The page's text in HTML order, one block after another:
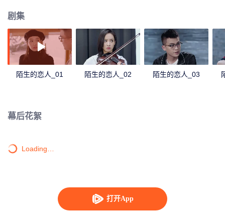
打开App
剧集
陌生的恋人_01 陌生的恋人_02 陌生的恋人_03
幕后花絮
Loading…